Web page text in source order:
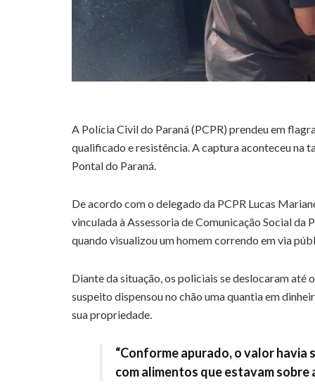
A Polícia Civil do Paraná (PCPR) prendeu em
qualificado e resistência. A captura aconteceu na
Pontal do Paraná.
De acordo com o delegado da PCPR Lucas
vinculada à Assessoria de Comunicação Social
quando visualizou um homem correndo em via
Diante da situação, os policiais se deslocaram até
suspeito dispensou no chão uma quantia em
sua propriedade.
“Conforme apurado, o valor
com alimentos que estavam sobre